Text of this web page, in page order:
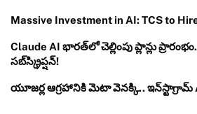
Massive Investment in AI: TCS to
Claude AI భారత్‌లో చెల్లింపు ప్లాన్లు
సబ్‌స్క్రిప్షన్!
యూజర్ల ఆగ్రహానికి మెటా వెనక్కి..